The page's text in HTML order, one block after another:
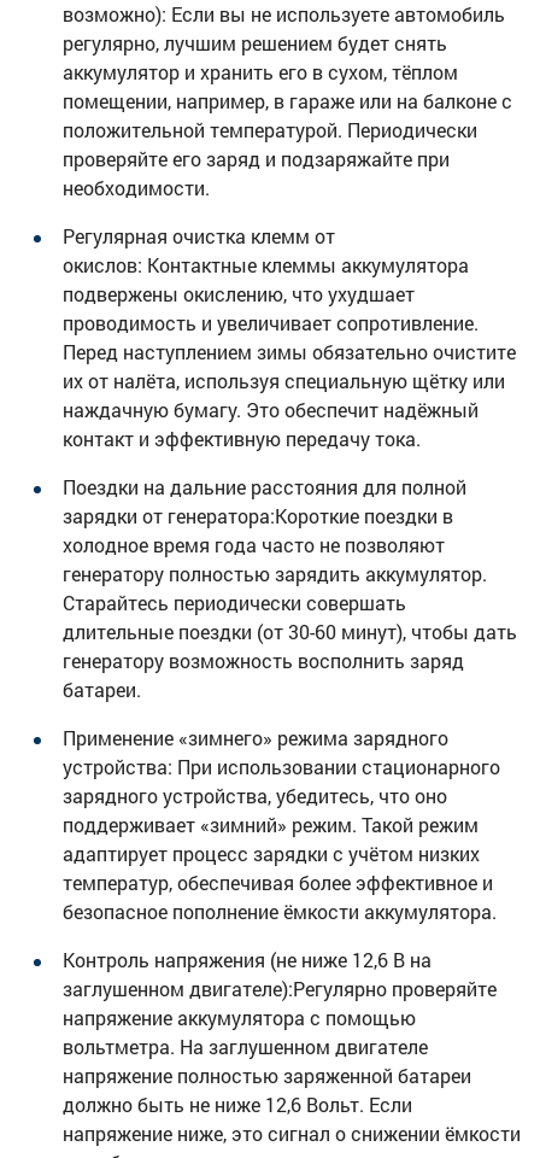
возможно): Если вы не используете автомобиль
регулярно, лучшим решением будет снять
аккумулятор и хранить его в сухом, тёплом
помещении, например, в гараже или на балконе с
положительной температурой. Периодически
проверяйте его заряд и подзаряжайте при
необходимости.
Регулярная очистка клемм от
окислов: Контактные клеммы аккумулятора
подвержены окислению, что ухудшает
проводимость и увеличивает сопротивление.
Перед наступлением зимы обязательно очистите
их от налёта, используя специальную щётку или
наждачную бумагу. Это обеспечит надёжный
контакт и эффективную передачу тока.
Поездки на дальние расстояния для полной
зарядки от генератора:Короткие поездки в
холодное время года часто не позволяют
генератору полностью зарядить аккумулятор.
Старайтесь периодически совершать
длительные поездки (от 30-60 минут), чтобы дать
генератору возможность восполнить заряд
батареи.
Применение «зимнего» режима зарядного
устройства: При использовании стационарного
зарядного устройства, убедитесь, что оно
поддерживает «зимний» режим. Такой режим
адаптирует процесс зарядки с учётом низких
температур, обеспечивая более эффективное и
безопасное пополнение ёмкости аккумулятора.
Контроль напряжения (не ниже 12,6 В на
заглушенном двигателе):Регулярно проверяйте
напряжение аккумулятора с помощью
вольтметра. На заглушенном двигателе
напряжение полностью заряженной батареи
должно быть не ниже 12,6 Вольт. Если
напряжение ниже, это сигнал о снижении ёмкости